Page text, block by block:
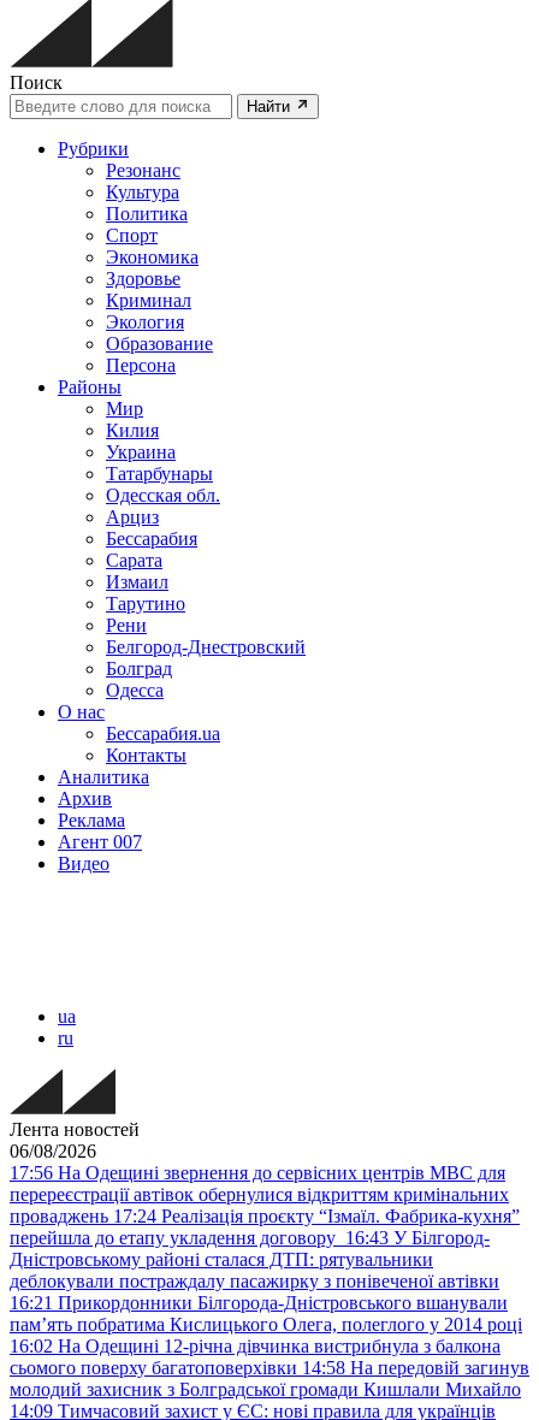
Поиск
Найти
Рубрики
Резонанс
Культура
Политика
Спорт
Экономика
Здоровье
Криминал
Экология
Образование
Персона
Районы
Мир
Килия
Украина
Татарбунары
Одесская обл.
Арциз
Бессарабия
Сарата
Измаил
Тарутино
Рени
Белгород-Днестровский
Болград
Одесса
О нас
Бессарабия.ua
Контакты
Аналитика
Архив
Реклама
Агент 007
Видео
ua
ru
Лента новостей
06/08/2026
17:56 На Одещині звернення до сервісних центрів МВС для
перереєстрації автівок обернулися відкриттям кримінальних
проваджень 17:24 Реалізація проєкту “Ізмаїл. Фабрика-кухня”
перейшла до етапу укладення договору 16:43 У Білгород-
Дністровському районі сталася ДТП: рятувальники
деблокували постраждалу пасажирку з понівеченої автівки
16:21 Прикордонники Білгорода-Дністровського вшанували
пам’ять побратима Кислицького Олега, полеглого у 2014 році
16:02 На Одещині 12-річна дівчинка вистрибнула з балкона
сьомого поверху багатоповерхівки 14:58 На передовій загинув
молодий захисник з Болградської громади Кишлали Михайло
14:09 Тимчасовий захист у ЄС: нові правила для українців